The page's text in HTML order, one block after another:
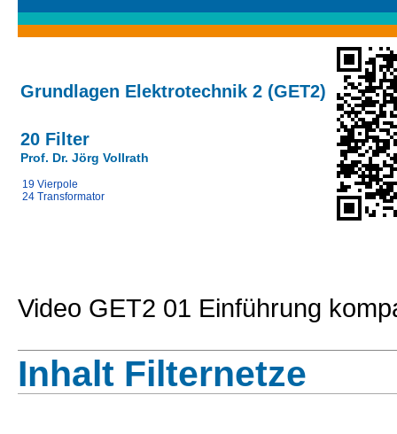
Grundlagen Elektrotechnik 2 (GET2)
20 Filter
Prof. Dr. Jörg Vollrath
19 Vierpole
24 Transformator
Video GET2 01 Einführung
Inhalt Filternetze